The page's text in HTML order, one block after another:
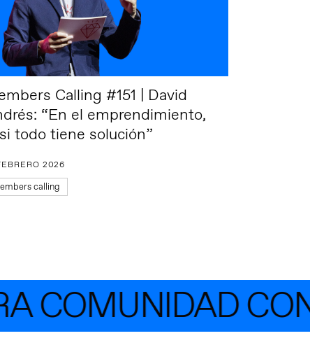
Calling #151 | David
“En el emprendimiento,
todo tiene solución”
2026
calling
COMUNIDAD